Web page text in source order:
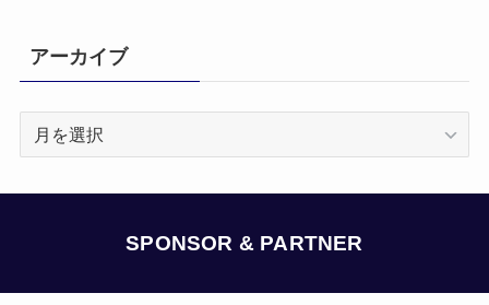
アーカイブ
SPONSOR & PARTNER